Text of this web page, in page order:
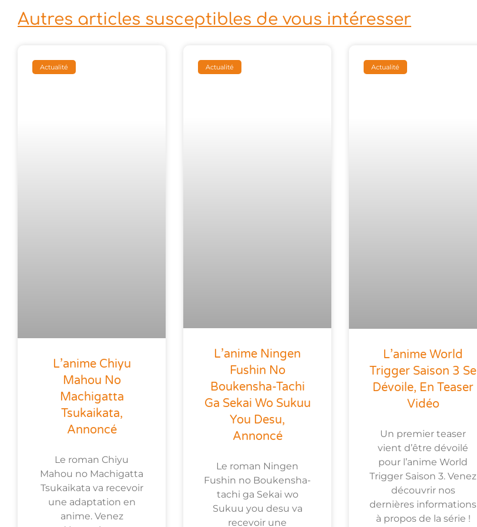
Autres articles susceptibles de vous intéresser
Actualité
L’anime Chiyu
Mahou No
Machigatta
Tsukaikata,
Annoncé
Le roman Chiyu
Mahou no Machigatta
Tsukaikata va recevoir
une adaptation en
anime. Venez
Actualité
L’anime Ningen
Fushin No
Boukensha-Tachi
Ga Sekai Wo Sukuu
You Desu,
Annoncé
Le roman Ningen
Fushin no Boukensha-
tachi ga Sekai wo
Sukuu you desu va
recevoir une
Actualité
L’anime World
Trigger Saison 3 Se
Dévoile, En Teaser
Vidéo
Un premier teaser
vient d’être dévoilé
pour l’anime World
Trigger Saison 3. Venez
découvrir nos
dernières informations
à propos de la série !